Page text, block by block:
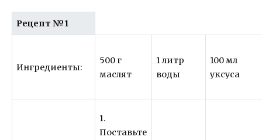
Рецепт №1
Ингредиенты:
500 г
маслят
1 литр
воды
100 мл
уксуса
1.
Поставьте